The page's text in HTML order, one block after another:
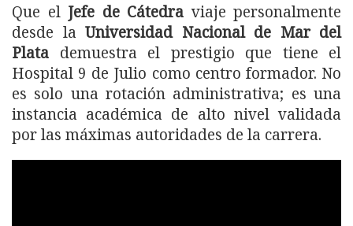
Que el Jefe de Cátedra viaje personalmente
desde la Universidad Nacional de Mar del
Plata demuestra el prestigio que tiene el
Hospital 9 de Julio como centro formador. No
es solo una rotación administrativa; es una
instancia académica de alto nivel validada
por las máximas autoridades de la carrera.